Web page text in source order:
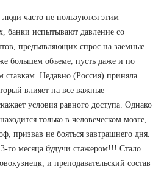
часто не пользуются этим
банки испытывают давление со
предъявляющих спрос на заемные
большем объеме, пусть даже и по
Недавно (Россия) приняла
влияет на все важные
условия равного доступа. Однако
только в человеческом мозге,
призвав не бояться завтрашнего дня.
го месяца будучи стажером!!! Стало
и преподавательский состав